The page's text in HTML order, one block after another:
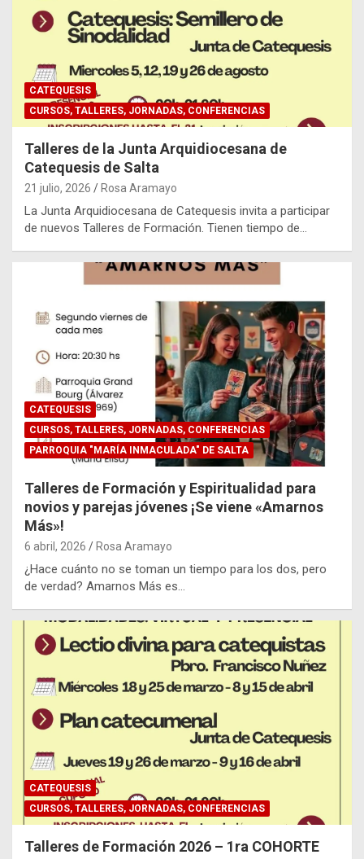
CATEQUESIS
CURSOS, TALLERES, JORNADAS, CONFERENCIAS
Talleres de la Junta Arquidiocesana de
Catequesis de Salta
21 julio, 2026 Rosa Aramayo
La Junta Arquidiocesana de Catequesis invita a participar
de nuevos Talleres de Formación. Tienen tiempo de…
CATEQUESIS
CURSOS, TALLERES, JORNADAS, CONFERENCIAS
PARROQUIA "MARÍA INMACULADA" DE SALTA
Talleres de Formación y Espiritualidad para
novios y parejas jóvenes ¡Se viene «Amarnos
Más»!
6 abril, 2026 Rosa Aramayo
¿Hace cuánto no se toman un tiempo para los dos, pero
de verdad? Amarnos Más es…
CATEQUESIS
CURSOS, TALLERES, JORNADAS, CONFERENCIAS
Talleres de Formación 2026 – 1ra COHORTE